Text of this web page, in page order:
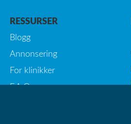
RESSURSER
Blogg
Annonsering
For klinikker
F.A.Q